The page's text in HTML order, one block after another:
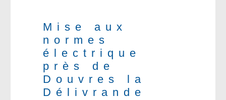
Mise aux
normes
électrique
près de
Douvres la
Délivrande